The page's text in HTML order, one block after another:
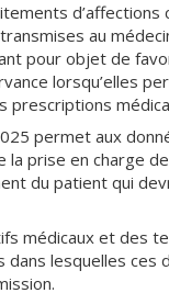
d’affections
au
pour objet de
lorsqu’elles
prescriptions
permet aux
la prise en charge
du patient qui
médicaux et des
lesquelles